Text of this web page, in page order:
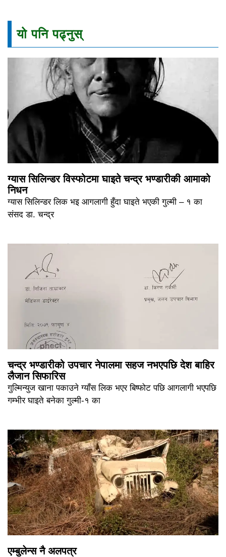
यो पनि पढ्नुस्
ग्यास सिलिन्डर विस्फोटमा घाइते चन्द्र भण्डारीकी आमाको
निधन
ग्यास सिलिन्डर लिक भइ आगलागी हुँदा घाइते भएकी गुल्मी – १ का
संसद डा. चन्द्र
चन्द्र भण्डारीको उपचार नेपालमा सहज नभएपछि देश बाहिर
लैजान सिफारिस
गुल्मिन्युज खाना पकाउने ग्याँस लिक भएर बिष्फोट पछि आगलागी भएपछि
गम्भीर घाइते बनेका गुल्मी-१ का
एम्बुलेन्स नै अलपत्र